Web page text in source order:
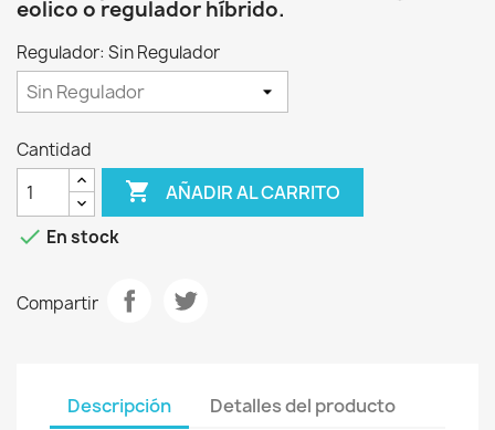
eolico o regulador híbrido.
Regulador: Sin Regulador
Cantidad
 AÑADIR AL CARRITO
 En stock
Compartir
Descripción Detalles del producto